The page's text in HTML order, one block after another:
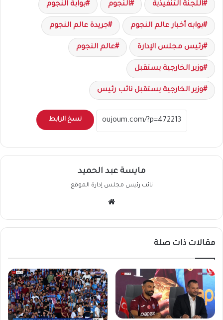
اللجنة التنفيذية النجوم بوابة النجوم
بوابه أخبار عالم النجوم جريدة عالم النجوم
رئيس مجلس الإدارة عالم النجوم
وزير الخارجية يستقبل
وزير‎ الخارجية يستقبل نائب رئيس
نسخ الرابط
مايسة عبد الحميد
نائب رئيس مجلس إدارة الموقع
مقالات ذات صلة